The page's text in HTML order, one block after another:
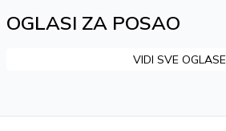
OGLASI ZA POSAO
VIDI SVE OGLASE